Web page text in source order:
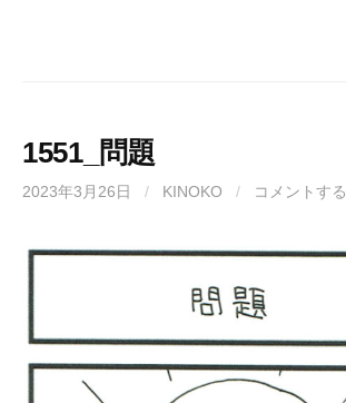
1551_問題
2023年3月26日 / KINOKO / コメントする